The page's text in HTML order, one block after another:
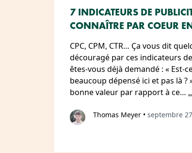
7 INDICATEURS DE
CONNAÎTRE PAR COEUR
CPC, CPM, CTR… Ça vous dit
découragé par ces indicateurs
êtes-vous déjà demandé : « Est-
beaucoup dépensé ici et pas là ?
bonne valeur par rapport à ce…
Thomas Meyer • septembre